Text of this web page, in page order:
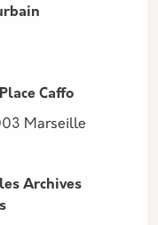
Place Caffo
Marseille
Archives